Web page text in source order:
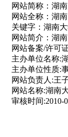
网站简称： 湖
网站全称： 湖
关键字： 湖南
网站简介： 湖
网站备案/许可
主办单位名称:
主办单位性质:
网站负责人:王
网站名称:湖南
审核时间:2010-